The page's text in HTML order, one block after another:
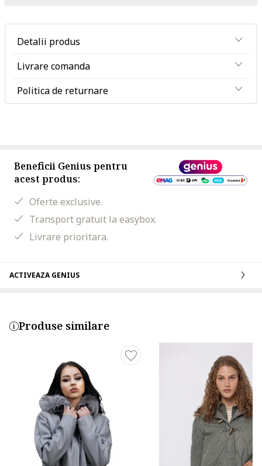
Detalii produs
Livrare comanda
Politica de returnare
Beneficii Genius pentru
acest produs:
Oferte exclusive.
Transport gratuit la easybox.
Livrare prioritara.
ACTIVEAZA GENIUS
Produse similare